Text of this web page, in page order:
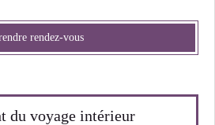
rendez-vous
du voyage intérieur